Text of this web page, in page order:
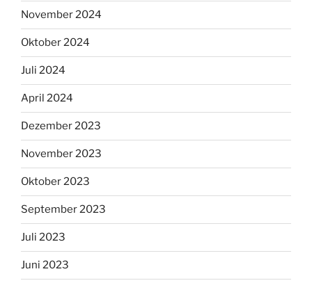
November 2024
Oktober 2024
Juli 2024
April 2024
Dezember 2023
November 2023
Oktober 2023
September 2023
Juli 2023
Juni 2023